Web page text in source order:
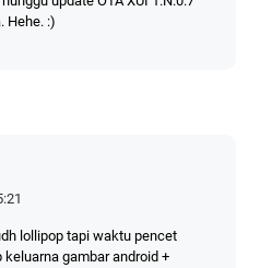
Hehe. :)
lollipop tapi waktu pencet
gambar android +